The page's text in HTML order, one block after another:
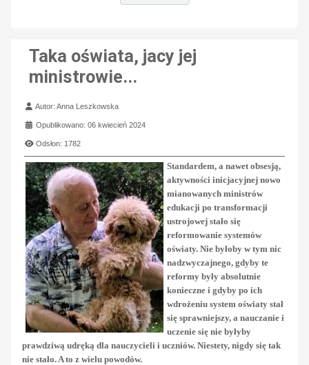
Taka oświata, jacy jej
ministrowie...
Szczegóły
Autor:Anna Leszkowska
Opublikowano: 06 kwiecień 2024
Odsłon: 1782
Standardem, a nawet obsesją,
aktywności inicjacyjnej nowo
mianowanych ministrów
edukacji po transformacji
ustrojowej stało się
reformowanie systemów
oświaty. Nie byłoby w tym nic
nadzwyczajnego, gdyby te
reformy były absolutnie
konieczne i gdyby po ich
wdrożeniu system oświaty stał
się sprawniejszy, a nauczanie i
uczenie się nie byłyby
prawdziwą udręką dla nauczycieli i uczniów. Niestety, nigdy się tak
nie stało. A to z wielu powodów.